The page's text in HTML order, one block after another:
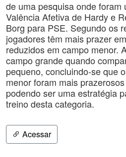
de uma pesquisa onde foram
Valência Afetiva de Hardy e
Borg para PSE. Segundo os
jogadores têm mais prazer
reduzidos em campo menor.
campo grande quando
pequeno, concluindo-se que
menor foram mais
podendo ser uma estratégia
treino desta categoria.
Acessar